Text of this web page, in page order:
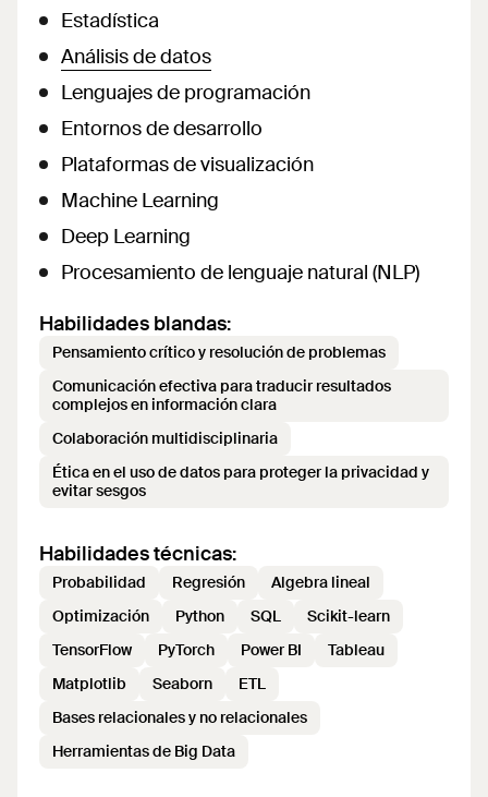
Estadística
Análisis de datos
Lenguajes de programación
Entornos de desarrollo
Plataformas de visualización
Machine Learning
Deep Learning
Procesamiento de lenguaje natural (NLP)
Habilidades blandas:
Pensamiento crítico y resolución de problemas
Comunicación efectiva para traducir resultados
complejos en información clara
Colaboración multidisciplinaria
Ética en el uso de datos para proteger la privacidad y
evitar sesgos
Habilidades técnicas:
Probabilidad Regresión
Algebra lineal
Optimización
Python SQL
Scikit-learn
TensorFlow
PyTorch Power BI
Tableau
Matplotlib
Seaborn
ETL
Bases relacionales y no relacionales
Herramientas de Big Data